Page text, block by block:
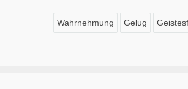
Wahrnehmung Gelug